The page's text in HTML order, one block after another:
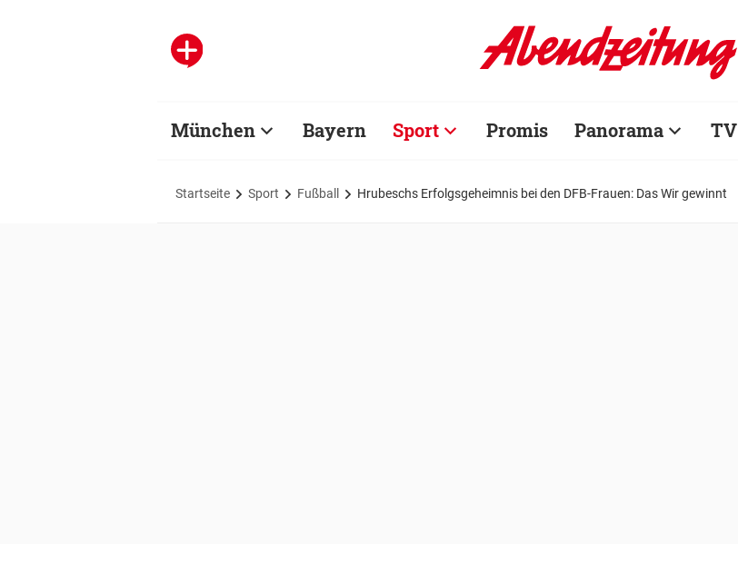
München Bayern Sport Promis Panorama TV
Startseite Sport Fußball Hrubeschs Erfolgsgeheimnis bei den DFB-Frauen: Das Wir gewinnt